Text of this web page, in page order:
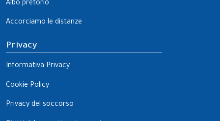
Albo pretorio
Accorciamo le distanze
Privacy
Informativa Privacy
Cookie Policy
Privacy del soccorso